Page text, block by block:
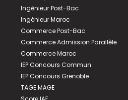
Ingénieur Post-Bac
Ingénieur Maroc
Commerce Post-Bac
Commerce Admission Parallèle
Commerce Maroc
IEP Concours Commun
IEP Concours Grenoble
TAGE MAGE